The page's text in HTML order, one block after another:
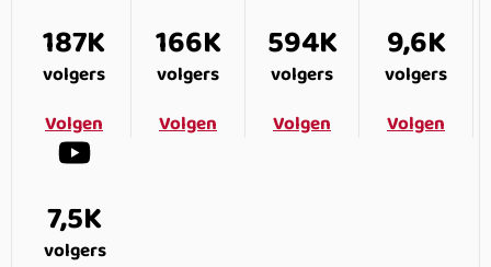
187K
volgers
Volgen
166K
volgers
Volgen
594K
volgers
Volgen
9,6K
volgers
Volgen
7,5K
volgers